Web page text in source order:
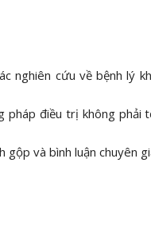
nghiên cứu về bệnh lý
pháp điều trị không phải
và bình luận chuyên